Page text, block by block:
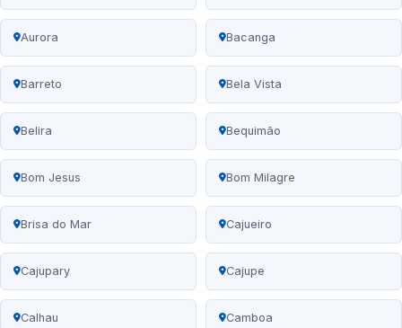
Aurora Bacanga
Barreto Bela Vista
Belira Bequimão
Bom Jesus Bom Milagre
Brisa do Mar Cajueiro
Cajupary Cajupe
Calhau Camboa